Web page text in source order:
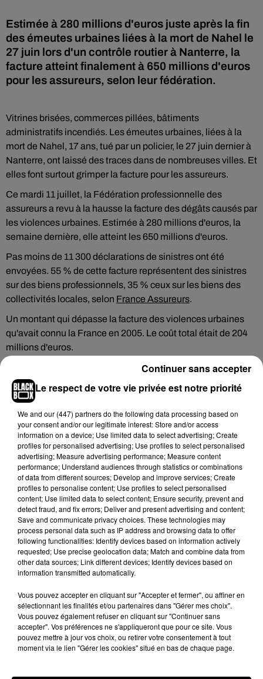
Estimée à 280 millions d'euros juste après la fin
des émeutes urbaines liées à la mort de Nahel le
27 juin lors d'un contrôle routier à Nanterre, la
facture atteint finalement à 650 millions d'euros
pour les assureurs, selon leur fédération.
Vitrines brisées, commerces pillées, bâtiments
administratifs incendiés. Les émeutes urbaines, liées à la
mort de Nahel, 17 ans, tué par un policier, le 27 juin dernier à
Nanterre, ont laissé des traces dans de nombreuses villes. Et
elles font surtout grimper la facture pour les assureurs.
Ce mardi 11 juillet, la Fédération professionnelle des
assureurs a revu à la hausse la facture des dégâts causés par
les violences urbaines. Estimée à 280 millions d'euros, la
semaine dernière, elle atteint les 650 millions d'euros.
Pas moins de 11 300 déclarations de sinistres ont été
envoyées. 55 % de cette facture représentent des sinistres
sur des biens professionnels, 35 % ceux sur les biens des
collectivités locales, selon France Assureurs.
Un montant qui dépasse la facture des violences urbaines
qu'avait connu la France en 2005. Le coût total était de 204
millions d'euros.
Hip-Hop News
7 août 2026
Moha MMZ dévoile « Mikasa », un
nouveau single entre amour et...
7 août 2026
Tayc et Didi B dévoilent le single le plus
dansant de l’année
6 août 2026
Franglish et Keblack dévoilent une
session live surprise
Le respect de votre vie privée est notre priorité
We and our (447) partnersdo the following data processing based on
your consent and/or our legitimate interest: Store and/or access
information on a device; Use limited data to select advertising; Create
profiles for personalised advertising; Use profiles to select personalised
advertising; Measure advertising performance; Measure content
performance; Understand audiences through statistics or combinations
of data from different sources; Develop and improve services; Create
profiles to personalise content; Use profiles to select personalised
content; Use limited data to select content; Ensure security, prevent and
detect fraud, and fix errors; Deliver and present advertising and content;
Save and communicate privacy choices. These technologies may
process personal data such as IP address and browsing data to offer
following functionalities: Identify devices based on information actively
requested; Use precise geolocation data; Match and combine data from
other data sources; Link different devices; Identify devices based on
information transmitted automatically.
Vous pouvez accepter en cliquant sur "Accepter et fermer", ou affiner en
sélectionnant les finalités et/ou partenaires dans "Gérer mes choix".
Vous pouvez également refuser en cliquant sur "Continuer sans
accepter". Vos préférences ne s'appliqueront que pour ce site. Vous
pouvez mettre à jour vos choix, ou retirer votre consentement à tout
moment via le lien "Gérer les cookies" situé en bas de chaque page.
Continuer sans accepter